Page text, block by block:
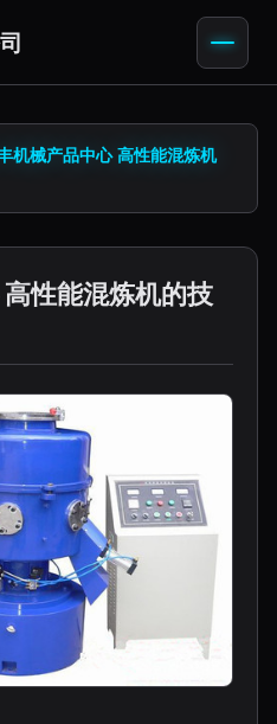
机械产品中心 高性能混炼机
性能混炼机的技